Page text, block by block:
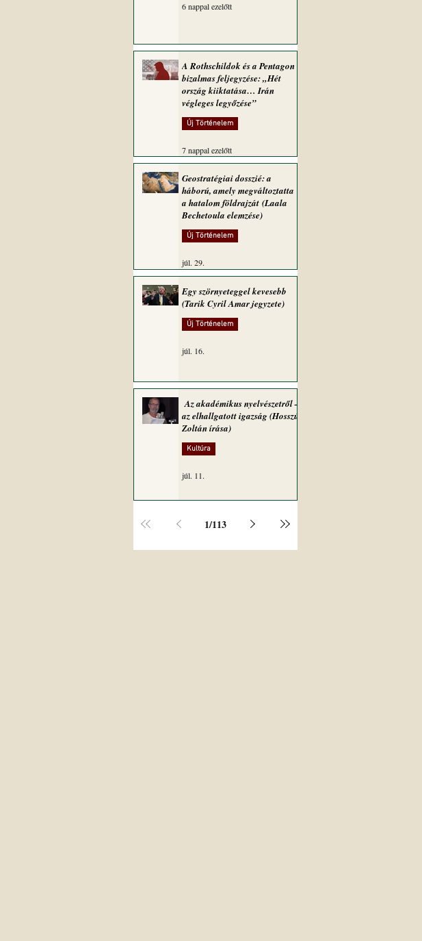
6 nappal ezelőtt
A Rothschildok és a Pentagon
bizalmas feljegyzése: „Hét
ország kiiktatása… Irán
végleges legyőzése”
Új Történelem
7 nappal ezelőtt
Geostratégiai dosszié: a
háború, amely megváltoztatta
a hatalom földrajzát (Laala
Bechetoula elemzése)
Új Történelem
júl. 29.
Egy szörnyeteggel kevesebb
(Tarik Cyril Amar jegyzete)
Új Történelem
júl. 16.
Az akadémikus nyelvészetről –
az elhallgatott igazság (Hosszú
Zoltán írása)
Kultúra
júl. 11.
1/113